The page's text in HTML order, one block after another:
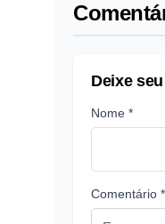
Deixe
Nome *
Comentário *